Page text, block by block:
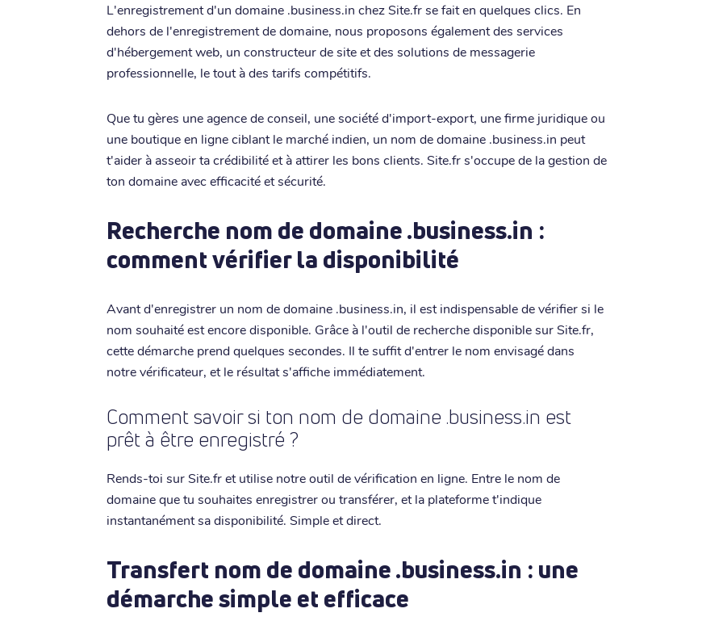
L'enregistrement d'un domaine .business.in chez Site.fr se fait en quelques clics. En
dehors de l'enregistrement de domaine, nous proposons également des services
d'hébergement web, un constructeur de site et des solutions de messagerie
professionnelle, le tout à des tarifs compétitifs.
Que tu gères une agence de conseil, une société d'import-export, une firme juridique ou
une boutique en ligne ciblant le marché indien, un nom de domaine .business.in peut
t'aider à asseoir ta crédibilité et à attirer les bons clients. Site.fr s'occupe de la gestion de
ton domaine avec efficacité et sécurité.
Recherche nom de domaine .business.in :
comment vérifier la disponibilité
Avant d'enregistrer un nom de domaine .business.in, il est indispensable de vérifier si le
nom souhaité est encore disponible. Grâce à l'outil de recherche disponible sur Site.fr,
cette démarche prend quelques secondes. Il te suffit d'entrer le nom envisagé dans
notre vérificateur, et le résultat s'affiche immédiatement.
Comment savoir si ton nom de domaine .business.in est
prêt à être enregistré ?
Rends-toi sur Site.fr et utilise notre outil de vérification en ligne. Entre le nom de
domaine que tu souhaites enregistrer ou transférer, et la plateforme t'indique
instantanément sa disponibilité. Simple et direct.
Transfert nom de domaine .business.in : une
démarche simple et efficace